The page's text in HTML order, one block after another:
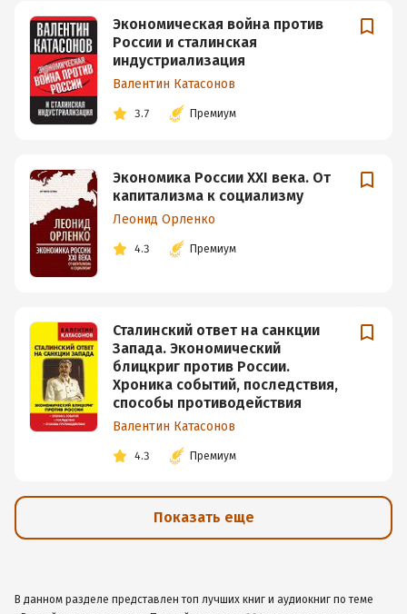
Экономическая война против
России и сталинская
индустриализация
Валентин Катасонов
3.7 Премиум
Экономика России XXI века. От
капитализма к социализму
Леонид Орленко
4.3 Премиум
Сталинский ответ на санкции
Запада. Экономический
блицкриг против России.
Хроника событий, последствия,
способы противодействия
Валентин Катасонов
4.3 Премиум
Показать еще
В данном разделе представлен топ лучших книг и аудиокниг по теме